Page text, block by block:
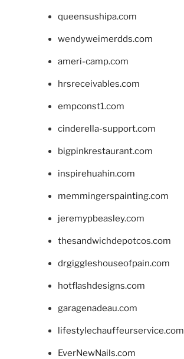
queensushipa.com
wendyweimerdds.com
ameri-camp.com
hrsreceivables.com
empconst1.com
cinderella-support.com
bigpinkrestaurant.com
inspirehuahin.com
memmingerspainting.com
jeremypbeasley.com
thesandwichdepotcos.com
drgiggleshouseofpain.com
hotflashdesigns.com
garagenadeau.com
lifestylechauffeurservice.com
EverNewNails.com